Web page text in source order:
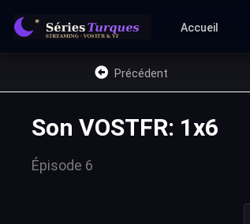
Accueil
Précédent
Son VOSTFR: 1x6
Épisode 6